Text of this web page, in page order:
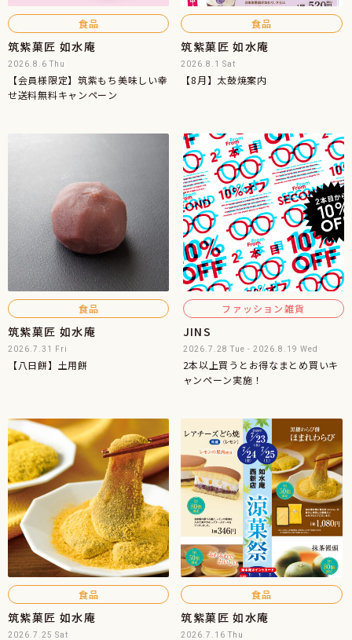
食品
筑紫菓匠 如水庵
2026.8.6 Thu
【会員様限定】筑紫もち美味しい幸
せ送料無料キャンペーン
食品
筑紫菓匠 如水庵
2026.8.1 Sat
【8月】太鼓焼案内
食品
筑紫菓匠 如水庵
2026.7.31 Fri
【八日餅】土用餅
ファッション雑貨
JINS
2026.7.28 Tue - 2026.8.19 Wed
2本以上買うとお得なまとめ買いキ
ャンペーン実施！
食品
筑紫菓匠 如水庵
2026.7.25 Sat
食品
筑紫菓匠 如水庵
2026.7.16 Thu